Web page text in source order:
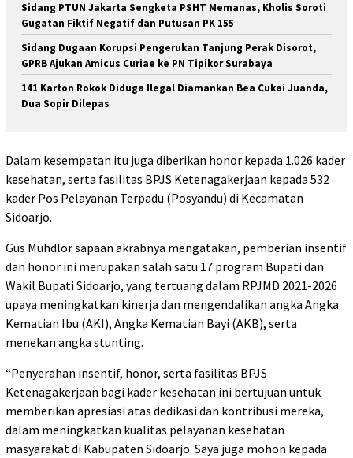
Sidang PTUN Jakarta Sengketa PSHT Memanas, Kholis Soroti
Gugatan Fiktif Negatif dan Putusan PK 155
Sidang Dugaan Korupsi Pengerukan Tanjung Perak Disorot,
GPRB Ajukan Amicus Curiae ke PN Tipikor Surabaya
141 Karton Rokok Diduga Ilegal Diamankan Bea Cukai Juanda,
Dua Sopir Dilepas
Dalam kesempatan itu juga diberikan honor kepada 1.026 kader
kesehatan, serta fasilitas BPJS Ketenagakerjaan kepada 532
kader Pos Pelayanan Terpadu (Posyandu) di Kecamatan
Sidoarjo.
Gus Muhdlor sapaan akrabnya mengatakan, pemberian insentif
dan honor ini merupakan salah satu 17 program Bupati dan
Wakil Bupati Sidoarjo, yang tertuang dalam RPJMD 2021-2026
upaya meningkatkan kinerja dan mengendalikan angka Angka
Kematian Ibu (AKI), Angka Kematian Bayi (AKB), serta
menekan angka stunting.
“Penyerahan insentif, honor, serta fasilitas BPJS
Ketenagakerjaan bagi kader kesehatan ini bertujuan untuk
memberikan apresiasi atas dedikasi dan kontribusi mereka,
dalam meningkatkan kualitas pelayanan kesehatan
masyarakat di Kabupaten Sidoarjo. Saya juga mohon kepada